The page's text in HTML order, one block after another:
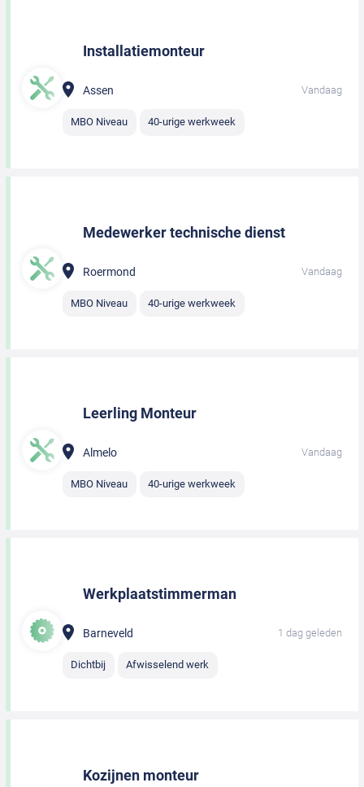
Installatiemonteur
Assen Vandaag
MBO Niveau 40-urige werkweek
Medewerker technische dienst
Roermond Vandaag
MBO Niveau 40-urige werkweek
Leerling Monteur
Almelo Vandaag
MBO Niveau 40-urige werkweek
Werkplaatstimmerman
Barneveld 1 dag geleden
Dichtbij Afwisselend werk
Kozijnen monteur